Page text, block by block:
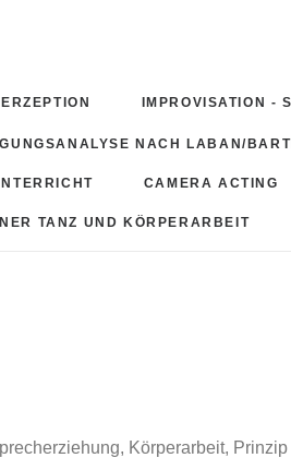
IMPROVISATION -
NACH LABAN/
CAMERA ACTING
TANZ UND KÖRPERARBEIT
Körperarbeit,